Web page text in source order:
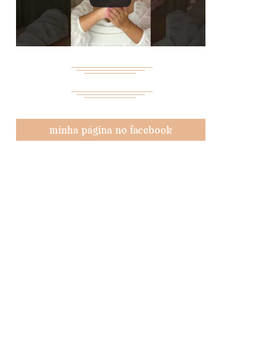
minha página no facebook